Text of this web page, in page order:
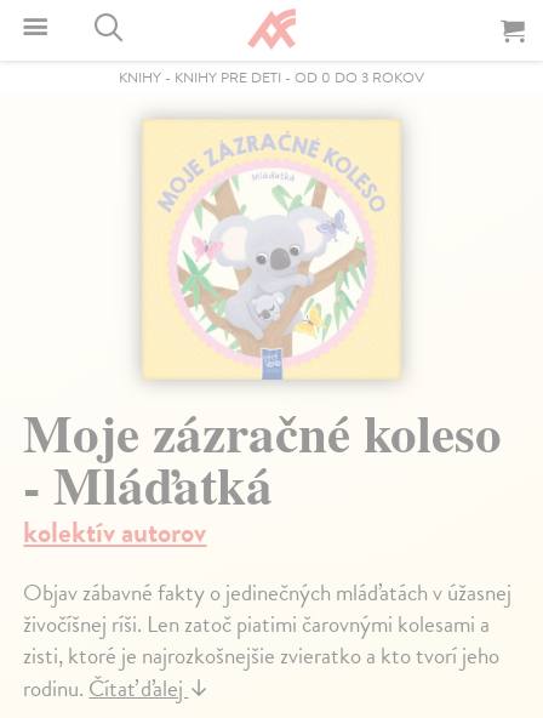
KNIHY - KNIHY PRE DETI - OD 0 DO 3 ROKOV
Moje zázračné koleso
- Mláďatká
kolektív autorov
Objav zábavné fakty o jedinečných mláďatách v úžasnej
živočíšnej ríši. Len zatoč piatimi čarovnými kolesami a
zisti, ktoré je najrozkošnejšie zvieratko a kto tvorí jeho
rodinu. Čítať ďalej ↓